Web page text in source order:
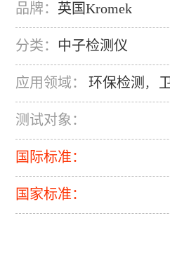
品牌： 英国Kromek
分类： 中子检测仪
应用领域： 环保检测 ，
测试对象：
国际标准：
国家标准：